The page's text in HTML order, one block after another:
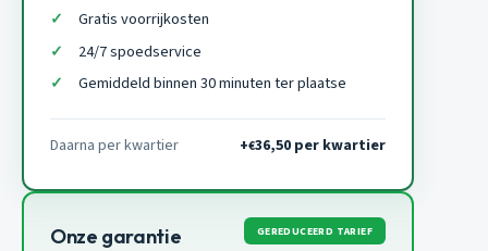
Gratis voorrijkosten
24/7 spoedservice
Gemiddeld binnen 30 minuten ter plaatse
Daarna per kwartier +€36,50 per kwartier
Onze garantie GEREDUCEERD TARIEF